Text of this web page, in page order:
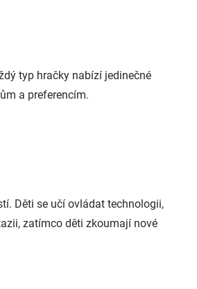
typ hračky nabízí jedinečné
a preferencím.
Děti se učí ovládat technologii,
zatímco děti zkoumají nové